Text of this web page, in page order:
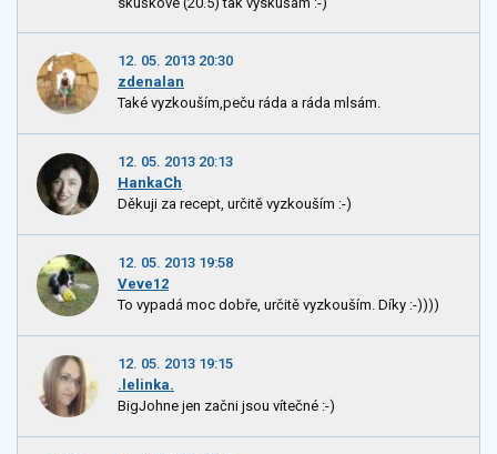
12. 05. 2013 20:30
zdenalan
Také vyzkouším,peču ráda a ráda mlsám.
12. 05. 2013 20:13
HankaCh
Děkuji za recept, určitě vyzkouším :-)
12. 05. 2013 19:58
Veve12
To vypadá moc dobře, určitě vyzkouším. Díky :-))))
12. 05. 2013 19:15
.lelinka.
BigJohne jen začni jsou vítečné :-)